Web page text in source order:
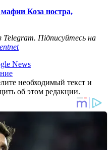
Коза ностра,
Telegram. Підписуйтесь на
News
необходимый текст и
об этом редакции.